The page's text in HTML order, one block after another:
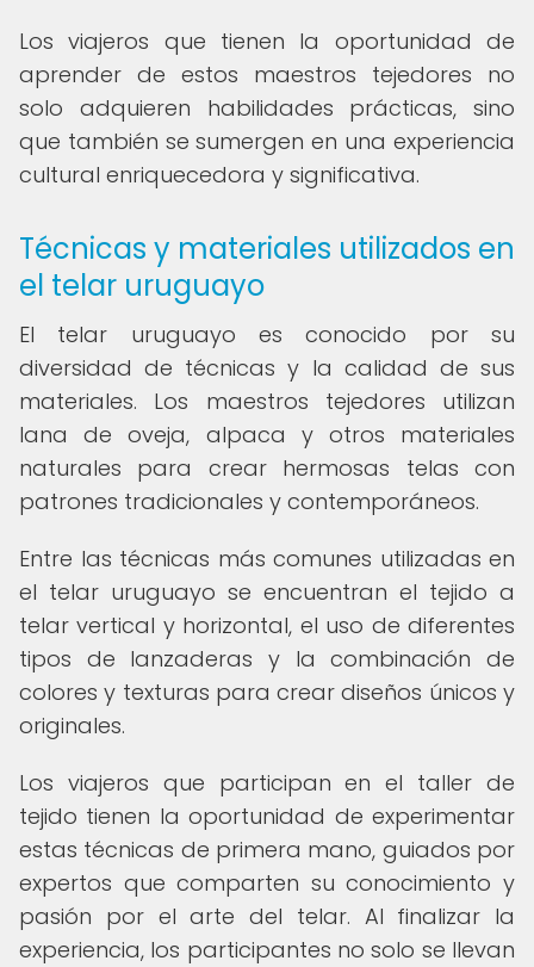
Los viajeros que tienen la oportunidad de
aprender de estos maestros tejedores no
solo adquieren habilidades prácticas, sino
que también se sumergen en una experiencia
cultural enriquecedora y significativa.
Técnicas y materiales utilizados en
el telar uruguayo
El telar uruguayo es conocido por su
diversidad de técnicas y la calidad de sus
materiales. Los maestros tejedores utilizan
lana de oveja, alpaca y otros materiales
naturales para crear hermosas telas con
patrones tradicionales y contemporáneos.
Entre las técnicas más comunes utilizadas en
el telar uruguayo se encuentran el tejido a
telar vertical y horizontal, el uso de diferentes
tipos de lanzaderas y la combinación de
colores y texturas para crear diseños únicos y
originales.
Los viajeros que participan en el taller de
tejido tienen la oportunidad de experimentar
estas técnicas de primera mano, guiados por
expertos que comparten su conocimiento y
pasión por el arte del telar. Al finalizar la
experiencia, los participantes no solo se llevan